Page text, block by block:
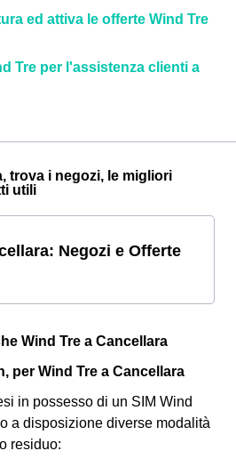
ed attiva le offerte Wind Tre
Tre per l'assistenza clienti a
trova i negozi, le migliori
utili
Negozi e Offerte
Wind Tre a Cancellara
per Wind Tre a Cancellara
in possesso di un SIM Wind
a disposizione diverse modalità
residuo: